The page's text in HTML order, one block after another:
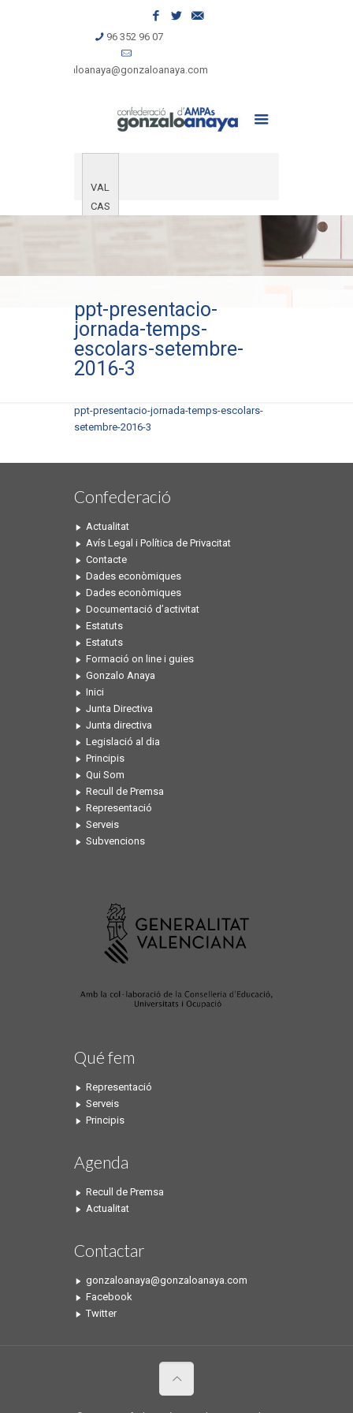
96 352 96 07
gonzaloanaya@gonzaloanaya.com
VAL
CAS
ppt-presentacio-
jornada-temps-
escolars-setembre-
2016-3
ppt-presentacio-jornada-temps-escolars-
setembre-2016-3
Confederació
Actualitat
Avís Legal i Política de Privacitat
Contacte
Dades econòmiques
Dades econòmiques
Documentació d’activitat
Estatuts
Estatuts
Formació on line i guies
Gonzalo Anaya
Inici
Junta Directiva
Junta directiva
Legislació al dia
Principis
Qui Som
Recull de Premsa
Representació
Serveis
Subvencions
Qué fem
Representació
Serveis
Principis
Agenda
Recull de Premsa
Actualitat
Contactar
gonzaloanaya@gonzaloanaya.com
Facebook
Twitter